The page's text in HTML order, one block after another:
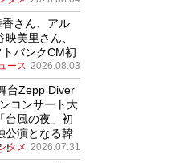
さん、アル
美里さん、
バンクCM初
ース 2026.08.03
台Zepp Diver
コンサート大
台風の夜」初
公演となる韓
！
タメ 2026.07.31